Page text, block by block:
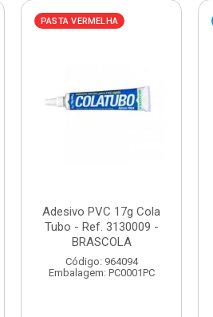
PASTA VERMELHA
Adesivo PVC 17g Cola
Tubo - Ref. 3130009 -
BRASCOLA
Código: 964094
Embalagem: PC0001PC